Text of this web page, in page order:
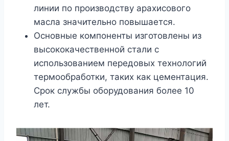
линии по производству арахисового
масла значительно повышается.
Основные компоненты изготовлены из
высококачественной стали с
использованием передовых технологий
термообработки, таких как цементация.
Срок службы оборудования более 10
лет.